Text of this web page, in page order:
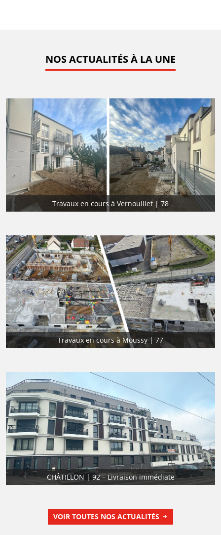
NOS ACTUALITÉS À LA UNE
Travaux en cours à Vernouillet | 78
Travaux en cours à Moussy | 77
CHÂTILLON | 92 – Livraison immédiate
VOIR TOUTES NOS ACTUALITÉS